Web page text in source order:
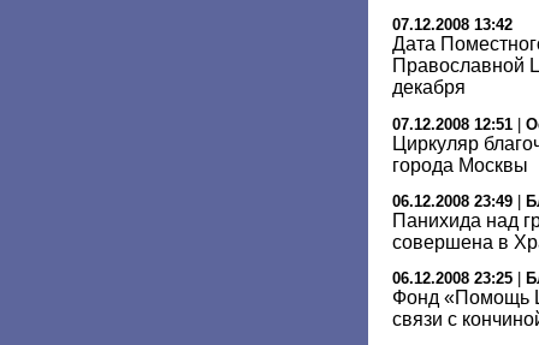
07.12.2008 13:42
Дата
Православной
декабря
07.12.2008 12:51 |
Циркуляр
города Москвы
06.12.2008 23:49
Панихида над
совершена в
06.12.2008 23:25
Фонд «Помощь
связи с